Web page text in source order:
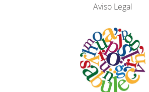
Aviso Legal